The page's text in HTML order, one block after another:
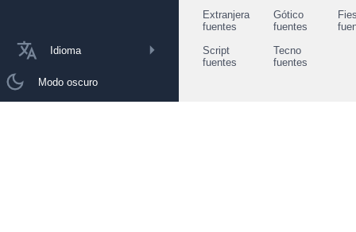
Idioma
Modo oscuro
Extranjera
fuentes
Gótico
fuentes
Script
fuentes
Tecno
fuentes